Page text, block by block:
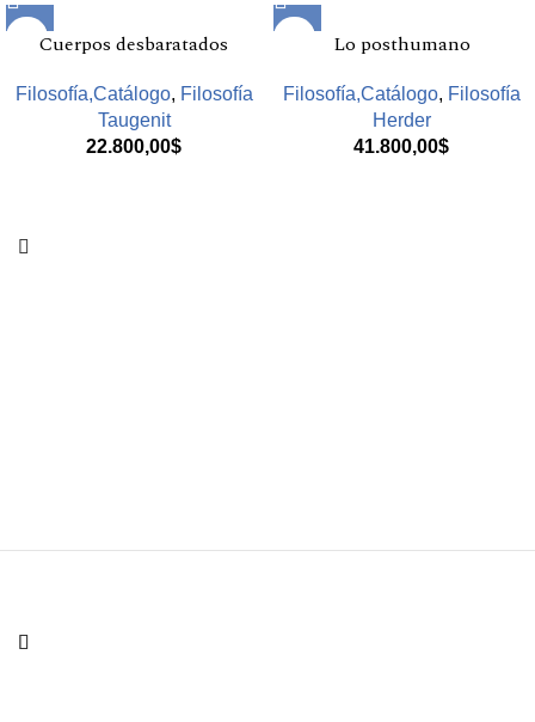
Cuerpos desbaratados
Filosofía,Catálogo, Filosofía
Taugenit
22.800,00$
Lo posthumano
Filosofía,Catálogo, Filosofía
Herder
41.800,00$